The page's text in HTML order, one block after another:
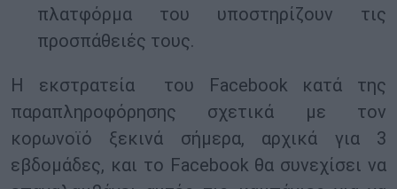
πλατφόρμα του υποστηρίζουν τις
προσπάθειές τους.
Η εκστρατεία του Facebook κατά της
παραπληροφόρησης σχετικά με τον
κορωνοϊό ξεκινά σήμερα, αρχικά για 3
εβδομάδες, και το Facebook θα συνεχίσει να